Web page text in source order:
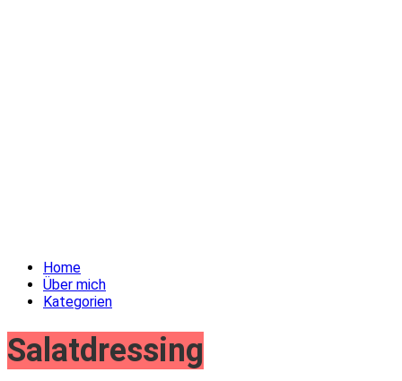
Home
Über mich
Kategorien
Salatdressing